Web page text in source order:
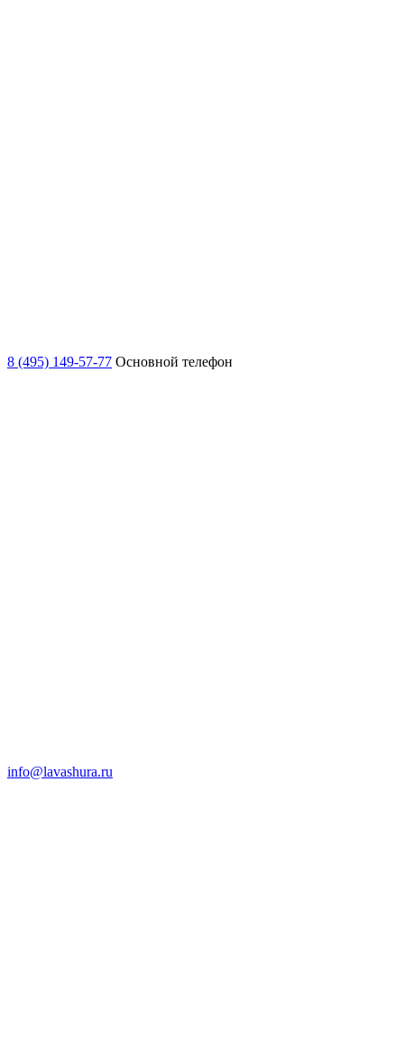
8 (495) 149-57-77 Основной телефон
info@lavashura.ru